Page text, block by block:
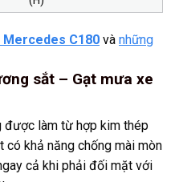
C180 và những
sắt – Gạt mưa xe
được làm từ hợp kim thép
khả năng chống mài mòn
cả khi phải đối mặt với